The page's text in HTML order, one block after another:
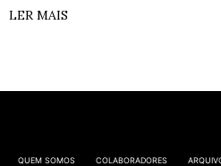
LER MAIS
QUEM SOMOS COLABORADORES